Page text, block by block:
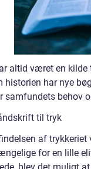
altid været en kilde
historien har nye
samfundets behov
til tryk
af trykkeriet
for en lille